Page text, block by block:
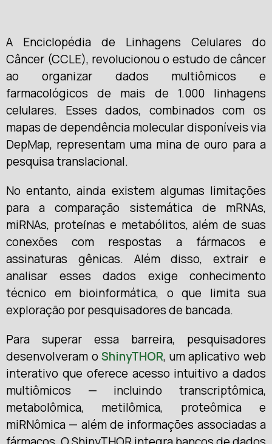
A Enciclopédia de Linhagens Celulares do
Câncer (CCLE), revolucionou o estudo de câncer
ao organizar dados multiômicos e
farmacológicos de mais de 1.000 linhagens
celulares. Esses dados, combinados com os
mapas de dependência molecular disponíveis via
DepMap, representam uma mina de ouro para a
pesquisa translacional.
No entanto, ainda existem algumas limitações
para a comparação sistemática de mRNAs,
miRNAs, proteínas e metabólitos, além de suas
conexões com respostas a fármacos e
assinaturas gênicas. Além disso, extrair e
analisar esses dados exige conhecimento
técnico em bioinformática, o que limita sua
exploração por pesquisadores de bancada.
Para superar essa barreira, pesquisadores
desenvolveram oShinyTHOR, um aplicativo web
interativo que oferece acesso intuitivo a dados
multiômicos — incluindo transcriptômica,
metabolômica, metilômica, proteômica e
miRNômica — além de informações associadas a